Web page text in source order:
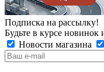
Подписка на рассылку!
Будьте в курсе новинок
Новости магазина